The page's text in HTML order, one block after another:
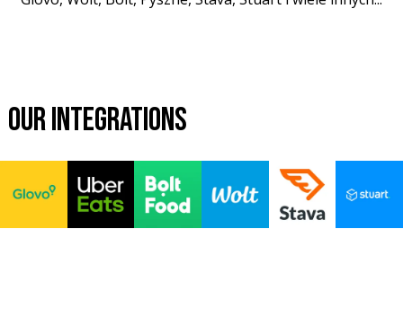
OUR INTEGRATIONS